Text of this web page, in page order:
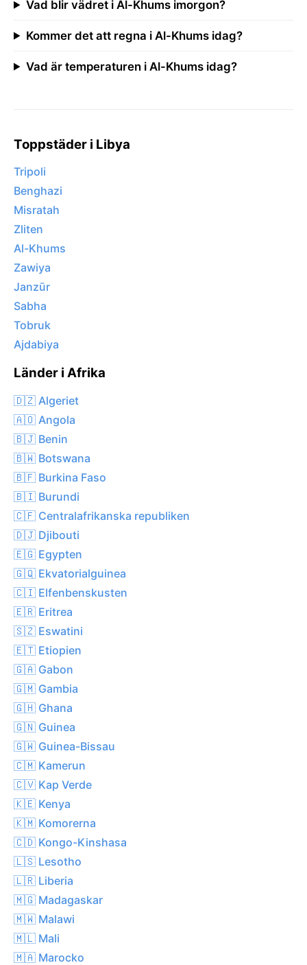
Vad blir vädret i Al-Khums imorgon?
Kommer det att regna i Al-Khums idag?
Vad är temperaturen i Al-Khums idag?
Toppstäder i Libya
Tripoli
Benghazi
Misratah
Zliten
Al-Khums
Zawiya
Janzūr
Sabha
Tobruk
Ajdabiya
Länder i Afrika
🇩🇿 Algeriet
🇦🇴 Angola
🇧🇯 Benin
🇧🇼 Botswana
🇧🇫 Burkina Faso
🇧🇮 Burundi
🇨🇫 Centralafrikanska republiken
🇩🇯 Djibouti
🇪🇬 Egypten
🇬🇶 Ekvatorialguinea
🇨🇮 Elfenbenskusten
🇪🇷 Eritrea
🇸🇿 Eswatini
🇪🇹 Etiopien
🇬🇦 Gabon
🇬🇲 Gambia
🇬🇭 Ghana
🇬🇳 Guinea
🇬🇼 Guinea-Bissau
🇨🇲 Kamerun
🇨🇻 Kap Verde
🇰🇪 Kenya
🇰🇲 Komorerna
🇨🇩 Kongo-Kinshasa
🇱🇸 Lesotho
🇱🇷 Liberia
🇲🇬 Madagaskar
🇲🇼 Malawi
🇲🇱 Mali
🇲🇦 Marocko